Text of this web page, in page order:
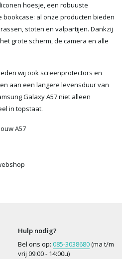
hoesje, een robuuste
al onze producten bieden
stoten en valpartijen. Dankzij
grote scherm, de camera en alle
wij ook screenprotectors en
aan een langere levensduur van
Galaxy A57 niet alleen
in topstaat.
A57
Hulp nodig?
Bel ons op: 085-3038680(ma t/m
vrij 09:00 - 14:00u)